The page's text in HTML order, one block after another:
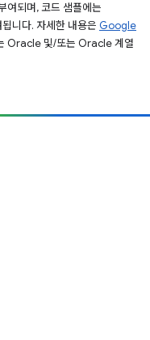
여되며, 코드 샘플에는
니다. 자세한 내용은 Google
Oracle 및/또는 Oracle 계열